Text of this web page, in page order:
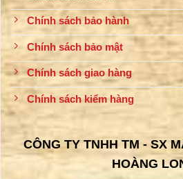
Chính sách bảo hành
Chính sách bảo mật
Chính sách giao hàng
Chính sách kiểm hàng
CÔNG TY TNHH TM - SX
HOÀNG